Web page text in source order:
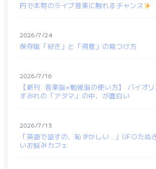
円で本物のライブ音楽に触れるチャンス
保存版「好き」と「得意」の見つけ方
2026/7/24
【新刊: 音楽脳×勉強脳の使い方】 バイオ
すみれの「アタマ」の中、が面白い
2026/7/16
「英語で話すの、恥ずかしい…」UFOたぬ
いお悩みカフェ
2026/7/13